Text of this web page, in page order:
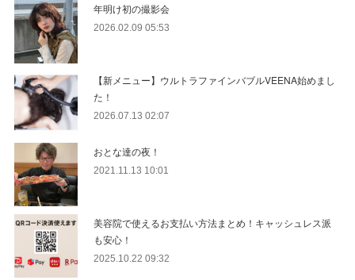
年明け初の撮影会
2026.02.09 05:53
【新メニュー】ウルトラファインバブルVEENA始めまし
た！
2026.07.13 02:07
おとな達の夜！
2021.11.13 10:01
美容院で使えるお支払い方法まとめ！キャッシュレス派
も安心！
2025.10.22 09:32